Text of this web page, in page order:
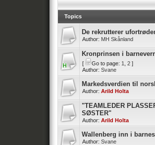
Topics
De rekrutterer
Author: MH Skånland
Kronprinsen i
[ Go to page: 1 2 ]
Author: Svane
Markedsverdien til
Author: Arild Holta
"TEAMLEDER
SØSTER"
Author: Arild Holta
Wallenberg inn i
Author: Svane